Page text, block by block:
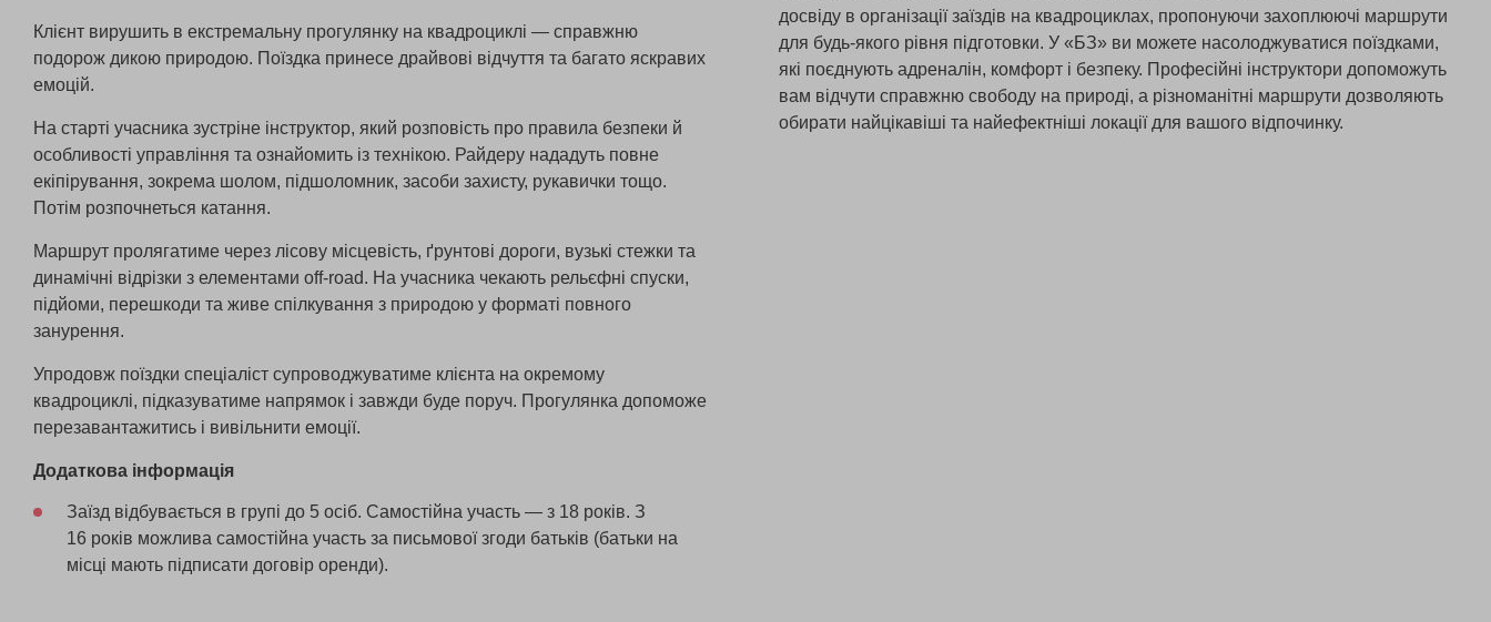
Клієнт вирушить в екстремальну прогулянку на квадроциклі — справжню
подорож дикою природою. Поїздка принесе драйвові відчуття та багато яскравих
емоцій.
На старті учасника зустріне інструктор, який розповість про правила безпеки й
особливості управління та ознайомить із технікою. Райдеру нададуть повне
екіпірування, зокрема шолом, підшоломник, засоби захисту, рукавички тощо.
Потім розпочнеться катання.
Маршрут пролягатиме через лісову місцевість, ґрунтові дороги, вузькі стежки та
динамічні відрізки з елементами off-road. На учасника чекають рельєфні спуски,
підйоми, перешкоди та живе спілкування з природою у форматі повного
занурення.
Упродовж поїздки спеціаліст супроводжуватиме клієнта на окремому
квадроциклі, підказуватиме напрямок і завжди буде поруч. Прогулянка допоможе
перезавантажитись і вивільнити емоції.
Додаткова інформація
Заїзд відбувається в групі до 5 осіб. Самостійна участь — з 18 років. З
16 років можлива самостійна участь за письмової згоди батьків (батьки на
місці мають підписати договір оренди).
досвіду в організації заїздів на квадроциклах, пропонуючи захоплюючі маршрути
для будь-якого рівня підготовки. У «БЗ» ви можете насолоджуватися поїздками,
які поєднують адреналін, комфорт і безпеку. Професійні інструктори допоможуть
вам відчути справжню свободу на природі, а різноманітні маршрути дозволяють
обирати найцікавіші та найефектніші локації для вашого відпочинку.